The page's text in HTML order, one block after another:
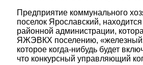
Предприятие коммунального
поселок Ярославский,
районной администрации,
ЯЖЭВКХ поселению,
которое когда-нибудь будет
что конкурсный управляющий